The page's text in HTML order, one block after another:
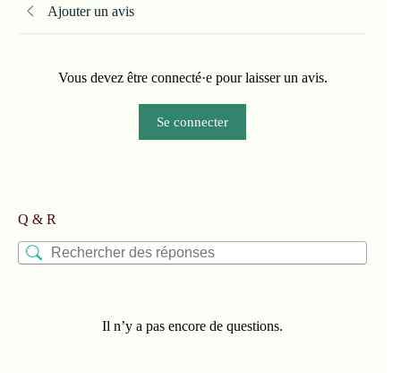
Ajouter un avis
Vous devez être connecté·e pour laisser un avis.
Se connecter
Q & R
Il n’y a pas encore de questions.